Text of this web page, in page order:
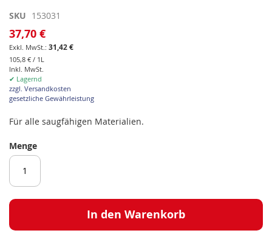
Zum
der
Bildgalerie
springen
SKU 153031
37,70 €
31,42 €
105,8 € / 1L
Inkl. MwSt.
✔ Lagernd
zzgl. Versandkosten
gesetzliche Gewährleistung
Für alle saugfähigen Materialien.
Menge
In den Warenkorb